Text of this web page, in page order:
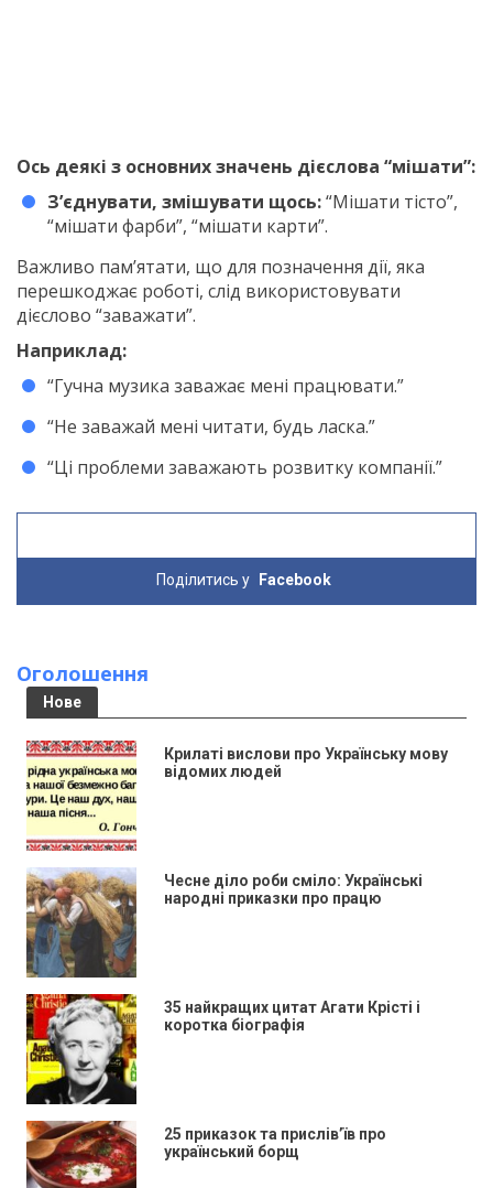
Ось деякі з основних значень дієслова “мішати”:
З’єднувати, змішувати щось:“Мішати тісто”,
“мішати фарби”, “мішати карти”.
Важливо пам’ятати, що для позначення дії, яка
перешкоджає роботі, слід використовувати
дієслово “заважати”.
Наприклад:
“Гучна музика заважає мені працювати.”
“Не заважай мені читати, будь ласка.”
“Ці проблеми заважають розвитку компанії.”
Поділитись у Facebook
Оголошення
Нове
Крилаті вислови про Українську мову
відомих людей
Чесне діло роби сміло: Українські
народні приказки про працю
35 найкращих цитат Агати Крісті і
коротка біографія
25 приказок та прислів’їв про
український борщ